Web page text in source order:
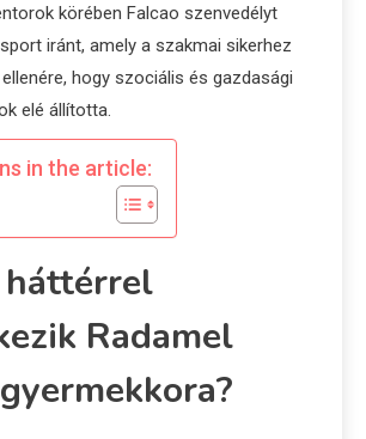
körében Falcao szenvedélyt
iránt, amely a szakmai sikerhez
hogy szociális és gazdasági
elé állította.
in the article:
Radamel